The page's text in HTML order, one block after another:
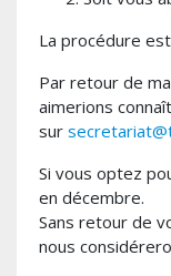
La procédure
Par retour de
aimerions
sur
Si vous optez
en décembre.
Sans retour de
nous